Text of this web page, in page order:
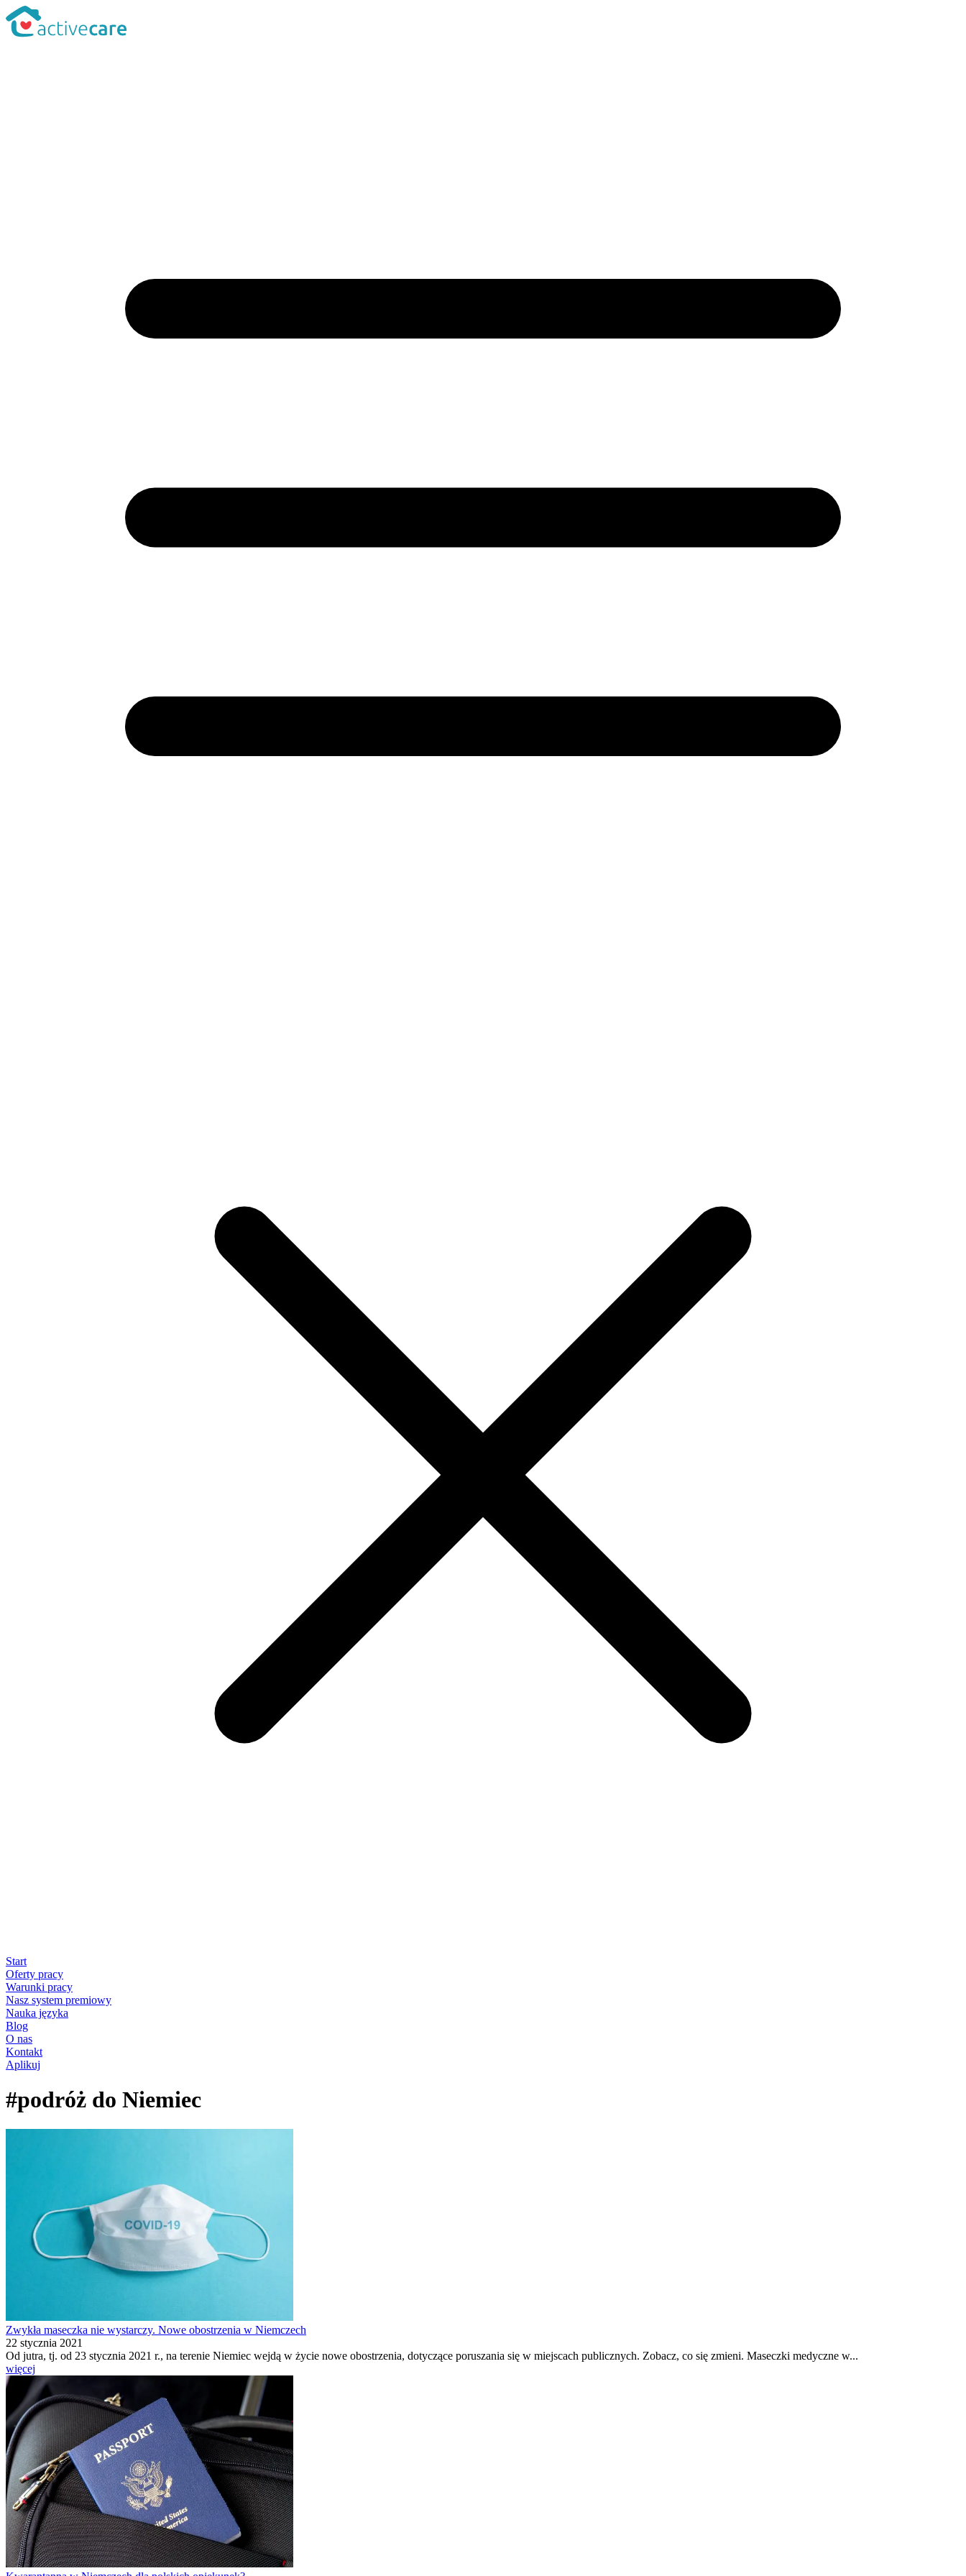
Start
Oferty pracy
Warunki pracy
Nasz system premiowy
Nauka języka
Blog
O nas
Kontakt
Aplikuj
#podróż do Niemiec
Zwykła maseczka nie wystarczy. Nowe obostrzenia w Niemczech
22 stycznia 2021
Od jutra, tj. od 23 stycznia 2021 r., na terenie Niemiec wejdą w życie nowe obostrzenia, dotyczące poruszania się w miejscach publicznych. Zobacz, co się zmieni. Maseczki medyczne w...
więcej